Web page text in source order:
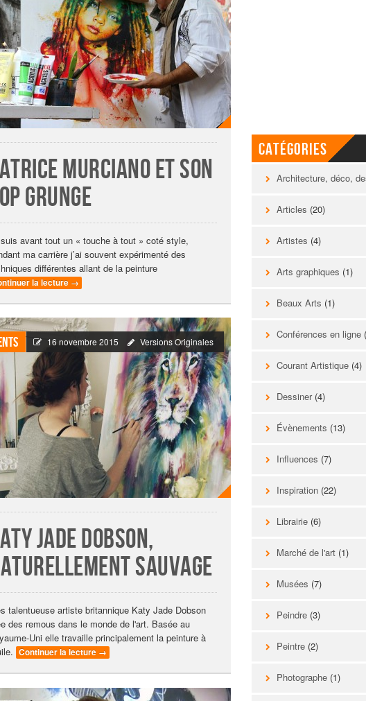
Murciano et son
grunge
avant tout un « touche à tout » coté style,
ma carrière j’ai souvent expérimenté des
différentes allant de la peinture
la lecture →
16 novembre 2015 Versions Originales
Jade Dobson,
sauvage
talentueuse artiste britannique Katy Jade Dobson
des remous dans le monde de l'art. Basée au
Uni elle travaille principalement la peinture à
Continuer la lecture →
Catégories
Architecture, déco,
Articles (20)
Artistes (4)
Arts graphiques (1)
Beaux Arts (1)
Conférences en ligne
Courant Artistique (4)
Dessiner(4)
Évènements (13)
Influences (7)
Inspiration (22)
Librairie (6)
Marché de l'art (1)
Musées (7)
Peindre (3)
Peintre (2)
Photographe (1)